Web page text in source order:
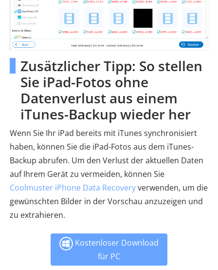
Zusätzlicher Tipp: So stellen
Sie iPad-Fotos ohne
Datenverlust aus einem
iTunes-Backup wieder her
Wenn Sie Ihr iPad bereits mit iTunes synchronisiert
haben, können Sie die iPad-Fotos aus dem iTunes-
Backup abrufen. Um den Verlust der aktuellen Daten
auf Ihrem Gerät zu vermeiden, können Sie
Coolmuster iPhone Data Recoveryverwenden, um die
gewünschten Bilder in der Vorschau anzuzeigen und
zu extrahieren.
Kostenloser Download
für PC